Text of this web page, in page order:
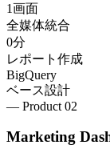
1画面
全媒体統合
0分
レポート作成
BigQuery
ベース設計
— Product 02
Marketing